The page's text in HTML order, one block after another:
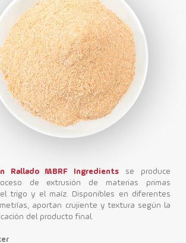
Rallado MBRF Ingredients se produce
de extrusión de materias primas
trigo y el maíz. Disponibles en diferentes
aportan crujiente y textura según la
del producto final.